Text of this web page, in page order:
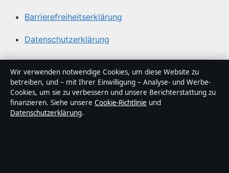
Barrierefreiheitserklärung
Datenschutzerklärung
Über Medienlinker in Kürze
Medienlinker ist ein unabhängiger digitaler
Nachrichtenanbieter mit Fokus auf Politik, Wirtschaft,
Technik und Gesellschaft in Deutschland. Jeder Artikel
Wir verwenden notwendige Cookies, um diese Website zu
betreiben, und – mit Ihrer Einwilligung – Analyse- und Werbe-
Cookies, um sie zu verbessern und unsere Berichterstattung zu
finanzieren. Siehe unsere Cookie-Richtlinie und
Datenschutzerklärung.